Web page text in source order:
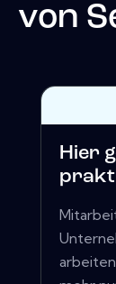
von
Hier